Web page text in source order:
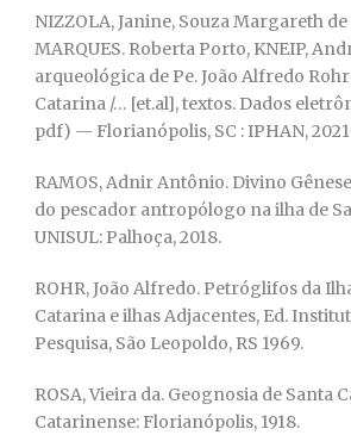
NIZZOLA, Janine, Souza Margareth
MARQUES. Roberta Porto, KNEIP,
arqueológica de Pe. João Alfredo
Catarina /… [et.al], textos. Dados
pdf) — Florianópolis, SC : IPHAN, 2021
RAMOS, Adnir Antônio. Divino
do pescador antropólogo na ilha de
UNISUL: Palhoça, 2018.
ROHR, João Alfredo. Petróglifos da
Catarina e ilhas Adjacentes, Ed.
Pesquisa, São Leopoldo, RS 1969.
ROSA, Vieira da. Geognosia de Santa
Catarinense: Florianópolis, 1918.